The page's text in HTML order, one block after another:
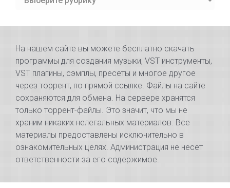
На нашем сайте вы можете бесплатно скачать
программы для создания музыки, VST инструменты,
VST плагины, сэмплы, пресеты и многое другое
через торрент, по прямой ссылке. Файлы на сайте
сохраняются для обмена. На сервере хранятся
только торрент-файлы. Это значит, что мы не
храним никаких нелегальных материалов. Все
материалы предоставлены исключительно в
ознакомительных целях. Администрация не несет
ответственности за его содержимое.